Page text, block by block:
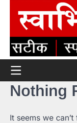
content
Nothing
It seems we